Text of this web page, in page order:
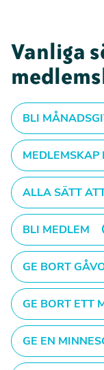
Vanliga
BLI
MEDLEMSKAP
ALLA SÄTT
BLI MEDLEM
GE BORT
GE BORT ETT
GE EN